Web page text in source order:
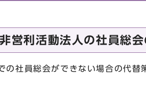
営利活動法人の社員総
社員総会ができない場合の代替